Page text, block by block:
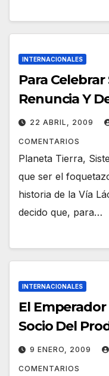
INTERNACIONALES
Para Celebrar
Renuncia Y
22 ABRIL, 2009
COMENTARIOS
Planeta Tierra,
que ser el
historia de la Vía
decido que, para…
INTERNACIONALES
El
Socio Del
9 ENERO, 2009
COMENTARIOS